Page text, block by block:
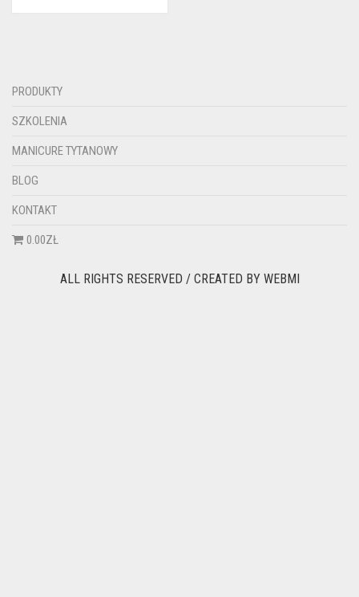
PRODUKTY
SZKOLENIA
MANICURE TYTANOWY
BLOG
KONTAKT
0.00ZŁ
ALL RIGHTS RESERVED / CREATED BY WEBMI